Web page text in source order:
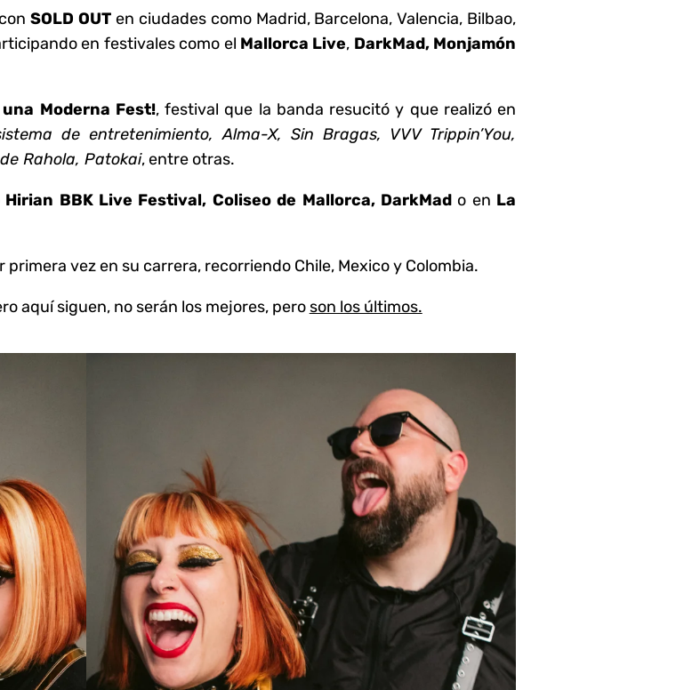
SOLD OUTen ciudades como Madrid, Barcelona, Valencia, Bilbao,
en festivales como el Mallorca Live, DarkMad, Monjamón
Moderna Fest!, festival que la banda resucitó y que realizó en
de entretenimiento, Alma-X, Sin Bragas, VVV Trippin’You,
Rahola, Patokai, entre otras.
Hirian BBK Live Festival, Coliseo de Mallorca, DarkMad o en La
primera vez en su carrera, recorriendo Chile, Mexico y Colombia.
aquí siguen, no serán los mejores, pero son los últimos.